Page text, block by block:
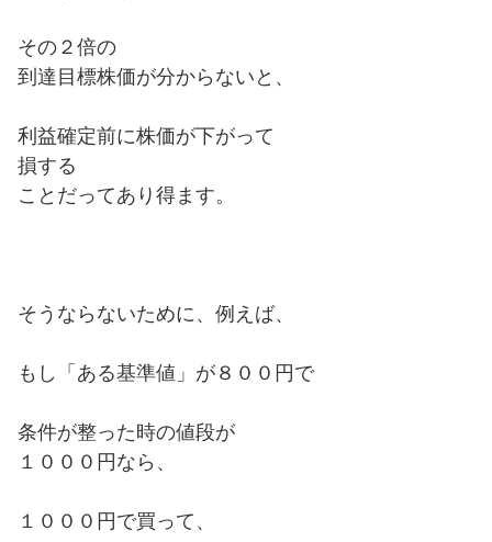
その２倍の
到達目標株価が分からないと、
利益確定前に株価が下がって
損する
ことだってあり得ます。
そうならないために、例えば、
もし「ある基準値」が８００円で
条件が整った時の値段が
１０００円なら、
１０００円で買って、